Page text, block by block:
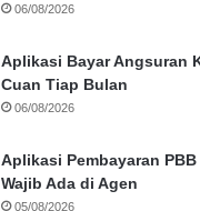
06/08/2026
Aplikasi Bayar Angsuran
Cuan Tiap Bulan
06/08/2026
Aplikasi Pembayaran
Wajib Ada di Agen
05/08/2026